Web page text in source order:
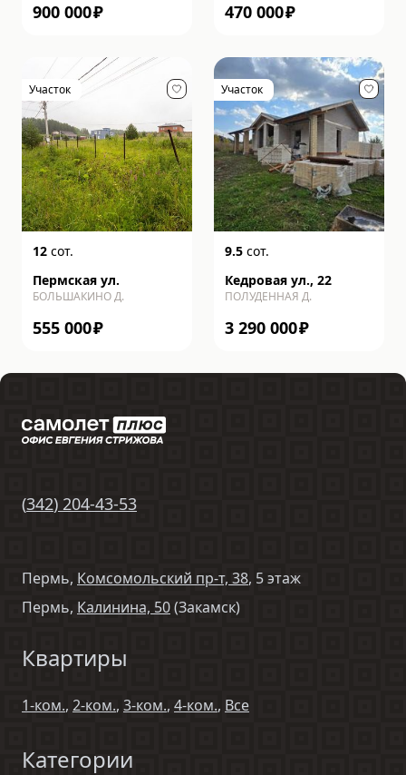
900 000₽ 470 000₽
Участок
12 сот.
Пермская ул.
БОЛЬШАКИНО Д.
555 000₽
Участок
9.5 сот.
Кедровая ул., 22
ПОЛУДЕННАЯ Д.
3 290 000₽
(342) 204-43-53
Пермь, Комсомольский пр-т, 38, 5 этаж
Пермь, Калинина, 50(Закамск)
Квартиры
1-ком., 2-ком., 3-ком., 4-ком., Все
Категории